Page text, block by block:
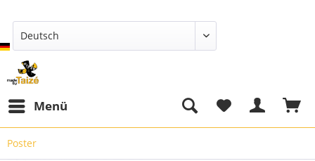
Deutsch
Menü
Poster